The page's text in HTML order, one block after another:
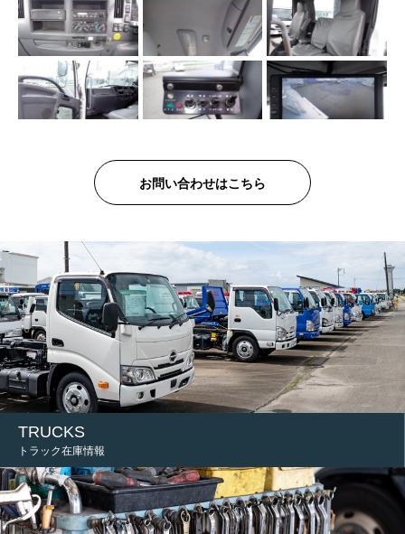
お問い合わせはこちら
TRUCKS
トラック在庫情報